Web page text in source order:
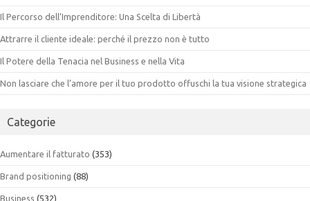
Il Percorso dell’Imprenditore: Una Scelta di Libertà
Attrarre il cliente ideale: perché il prezzo non è tutto
Il Potere della Tenacia nel Business e nella Vita
Non lasciare che l’amore per il tuo prodotto offuschi la tua visione strategica
Categorie
Aumentare il fatturato (353)
Brand positioning (88)
Business (532)